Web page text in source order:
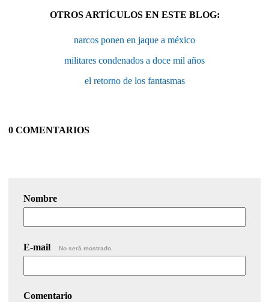
OTROS ARTÍCULOS EN ESTE BLOG:
narcos ponen en jaque a méxico
militares condenados a doce mil años
el retorno de los fantasmas
0 COMENTARIOS
Nombre
E-mail No será mostrado.
Comentario